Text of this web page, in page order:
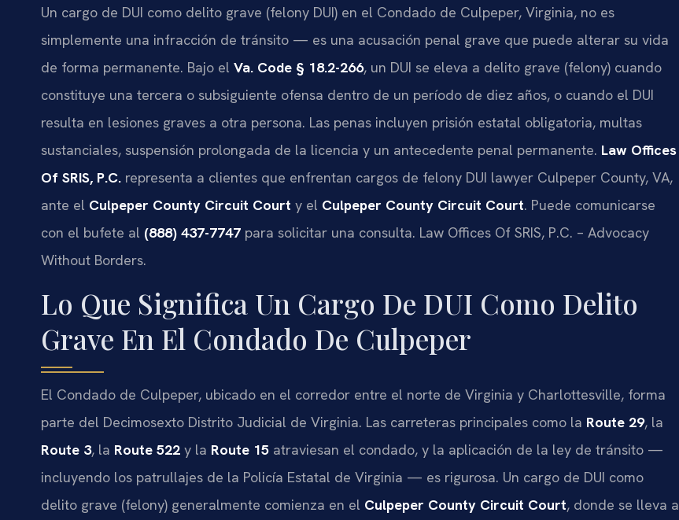
Un cargo de DUI como delito grave (felony DUI) en el Condado de Culpeper, Virginia, no es
simplemente una infracción de tránsito — es una acusación penal grave que puede alterar su vida
de forma permanente. Bajo el Va. Code § 18.2-266, un DUI se eleva a delito grave (felony) cuando
constituye una tercera o subsiguiente ofensa dentro de un período de diez años, o cuando el DUI
resulta en lesiones graves a otra persona. Las penas incluyen prisión estatal obligatoria, multas
sustanciales, suspensión prolongada de la licencia y un antecedente penal permanente. Law Offices
Of SRIS, P.C. representa a clientes que enfrentan cargos de felony DUI lawyer Culpeper County, VA,
ante el Culpeper County Circuit Court y el Culpeper County Circuit Court. Puede comunicarse
con el bufete al (888) 437-7747 para solicitar una consulta. Law Offices Of SRIS, P.C. – Advocacy
Without Borders.
Lo Que Significa Un Cargo De DUI Como Delito
Grave En El Condado De Culpeper
El Condado de Culpeper, ubicado en el corredor entre el norte de Virginia y Charlottesville, forma
parte del Decimosexto Distrito Judicial de Virginia. Las carreteras principales como la Route 29, la
Route 3, la Route 522 y la Route 15 atraviesan el condado, y la aplicación de la ley de tránsito —
incluyendo los patrullajes de la Policía Estatal de Virginia — es rigurosa. Un cargo de DUI como
delito grave (felony) generalmente comienza en el Culpeper County Circuit Court, donde se lleva a